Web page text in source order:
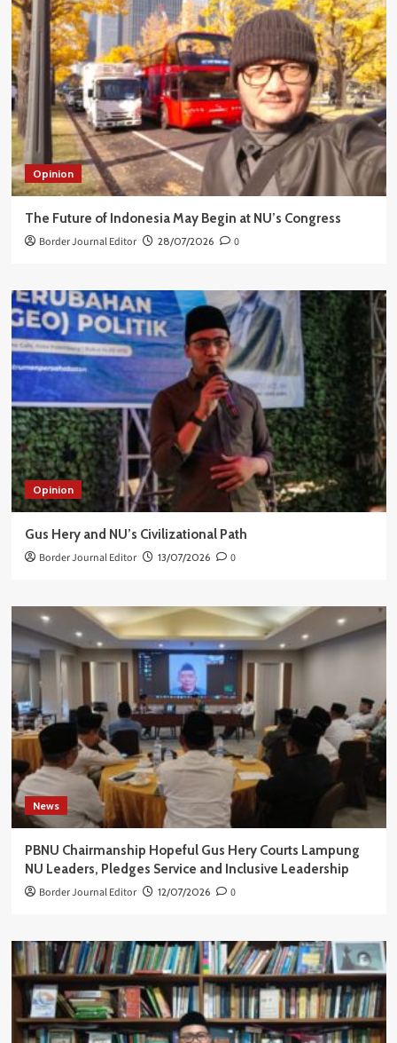
Opinion
The Future of Indonesia May Begin at NU’s Congress
Border Journal Editor 28/07/2026 0
Opinion
Gus Hery and NU’s Civilizational Path
Border Journal Editor 13/07/2026 0
News
PBNU Chairmanship Hopeful Gus Hery Courts Lampung
NU Leaders, Pledges Service and Inclusive Leadership
Border Journal Editor 12/07/2026 0